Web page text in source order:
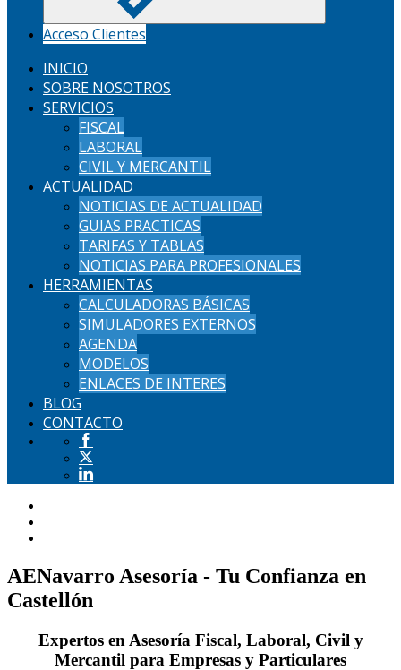
Acceso Clientes
INICIO
SOBRE NOSOTROS
SERVICIOS
FISCAL
LABORAL
CIVIL Y MERCANTIL
ACTUALIDAD
NOTICIAS DE ACTUALIDAD
GUIAS PRACTICAS
TARIFAS Y TABLAS
NOTICIAS PARA PROFESIONALES
HERRAMIENTAS
CALCULADORAS BÁSICAS
SIMULADORES EXTERNOS
AGENDA
MODELOS
ENLACES DE INTERES
BLOG
CONTACTO
AENavarro Asesoría - Tu Confianza en
Castellón
Expertos en Asesoría Fiscal, Laboral, Civil y
Mercantil para Empresas y Particulares